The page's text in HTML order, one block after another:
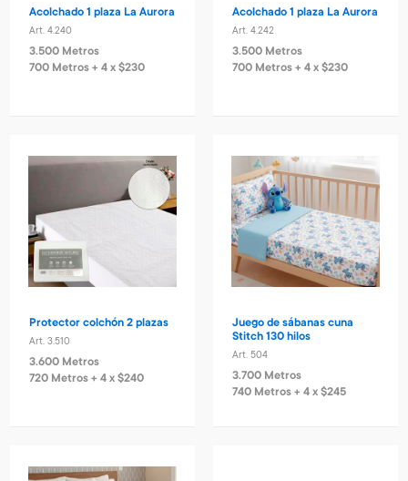
Acolchado 1 plaza La Aurora
Art. 4.240
3.500 Metros
700 Metros + 4 x $230
Acolchado 1 plaza La Aurora
Art. 4.242
3.500 Metros
700 Metros + 4 x $230
Protector colchón 2 plazas
Art. 3.510
3.600 Metros
720 Metros + 4 x $240
Juego de sábanas cuna
Stitch 130 hilos
Art. 504
3.700 Metros
740 Metros + 4 x $245